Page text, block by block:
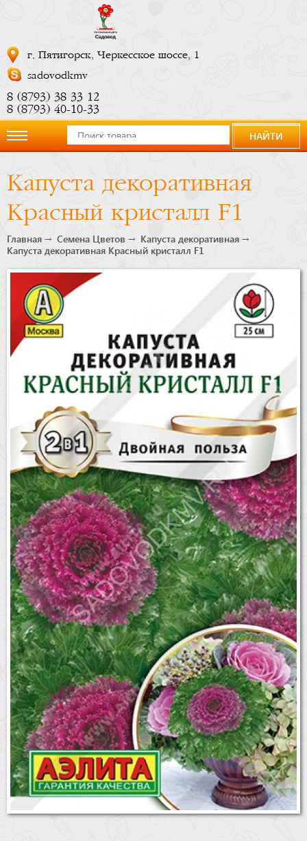
г. Пятигорск, Черкесское шоссе, 1
sadovodkmv
8 (8793) 38 33 12
8 (8793) 40-10-33
компании
Новости
Купить
сейчас
Бренды
Оптовикам
НАЙТИ
Капуста декоративная
Красный кристалл F1
Главная Семена Цветов
Капуста декоративная
Капуста декоративная Красный кристалл F1